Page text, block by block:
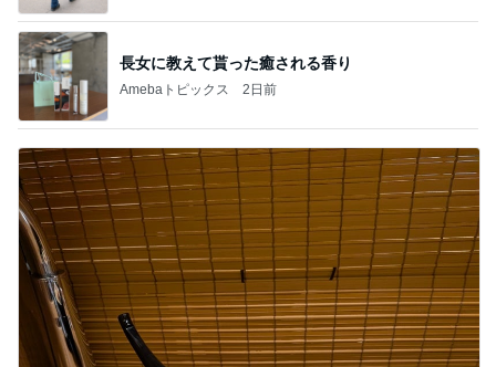
長女に教えて貰った癒される香り
Amebaトピックス 2日前